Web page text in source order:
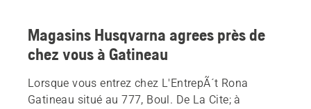
Magasins Husqvarna agrees près de
chez vous à Gatineau
Lorsque vous entrez chez L'EntrepÃ´t Rona
Gatineau situé au 777, Boul. De La Cite; à